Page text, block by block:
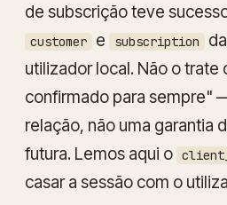
de subscrição teve
customer e subscription
utilizador local. Não o
confirmado para sempre"
relação, não uma garantia
futura. Lemos aqui o
casar a sessão com o